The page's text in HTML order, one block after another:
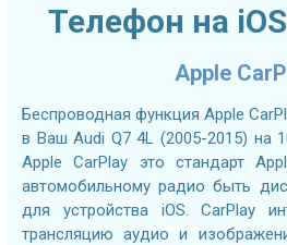
Телефон на
Apple
Беспроводная функция Apple
в Ваш Audi Q7 4L (2005-2015) на
Apple CarPlay это стандарт
автомобильному радио быть
для устройства iOS. CarPlay
трансляцию аудио и